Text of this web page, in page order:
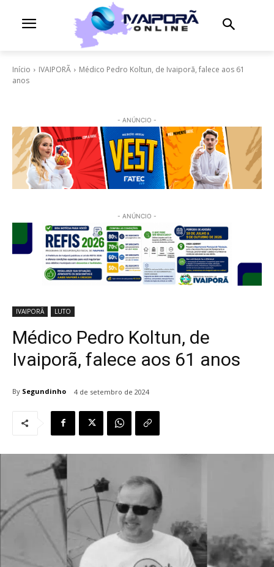
Início IVAIPORÃ
Médico Pedro Koltun, de Ivaiporã, falece aos 61
anos
- ANÚNCIO -
- ANÚNCIO -
IVAIPORÃ LUTO
Médico Pedro Koltun, de
Ivaiporã, falece aos 61 anos
By Segundinho 4 de setembro de 2024